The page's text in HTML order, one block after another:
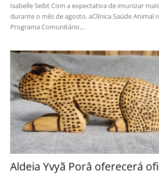
Isabelle Seibt Com a expectativa de imunizar mais de 10 mil animais
durante o mês de agosto, aClínica Saúde Animal
Programa Comunitário...
Aldeia Yvyã Porâ oferecerá